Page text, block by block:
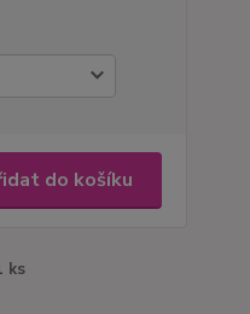
do košíku
ks